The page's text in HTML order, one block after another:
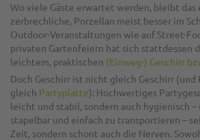
Wo viele Gäste erwartet werden, bleibt das
zerbrechliche, Porzellan meist besser im
Outdoor-Veranstaltungen wie auf Street-
privaten Gartenfeiern hat sich stattdessen
leichtem, praktischen (Einweg-) Geschirr
Doch Geschirr ist nicht gleich Geschirr
gleich Partyplatte): Hochwertiges
leicht und stabil, sondern auch hygienisch –
stapelbar und einfach zu transportieren –
Zeit, sondern schont auch die Nerven.